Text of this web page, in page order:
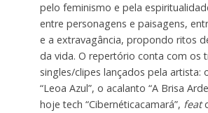
pelo feminismo e pela
entre personagens e paisagens,
e a extravagância, propondo ritos
da vida. O repertório conta com os
singles/clipes lançados pela artista:
“Leoa Azul”, o acalanto “A Brisa
hoje tech “Cibernéticacamará”, feat